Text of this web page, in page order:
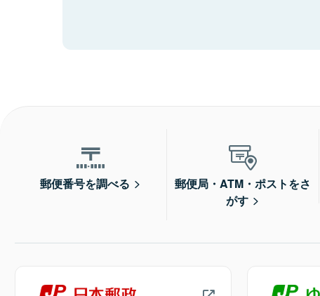
郵便番号を調べる
郵便局・ATM・ポストをさ
がす